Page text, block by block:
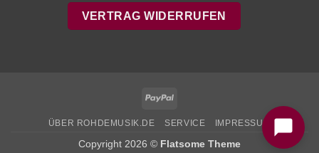
VERTRAG WIDERRUFEN
PayPal
ÜBER ROHDEMUSIK.DE SERVICE IMPRESSUM
Copyright 2026 © Flatsome Theme